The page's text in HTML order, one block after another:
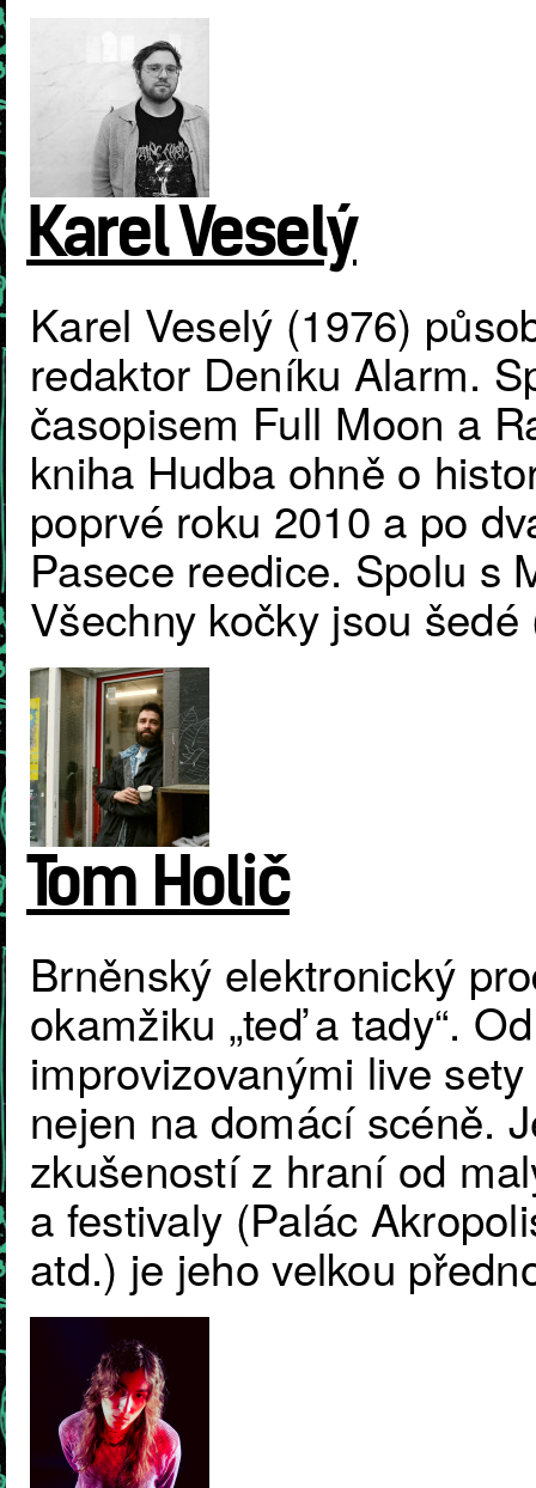
Karel Veselý
Karel Veselý (1976)
redaktor Deníku Alarm.
časopisem Full Moon a
kniha Hudba ohně o
poprvé roku 2010 a po
Pasece reedice. Spolu s
Všechny kočky jsou
Tom Holič
Brněnský elektronický
okamžiku „teď a tady“.
improvizovanými live
nejen na domácí scéně.
zkušeností z hraní od
a festivaly (Palác
atd.) je jeho velkou